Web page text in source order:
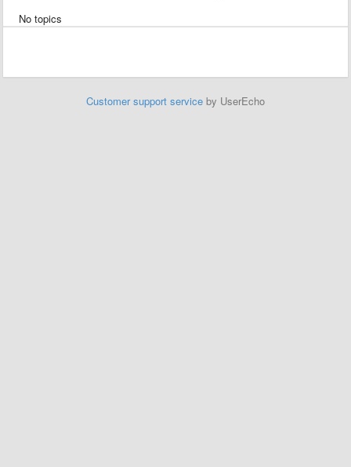
No topics
Customer support service by UserEcho